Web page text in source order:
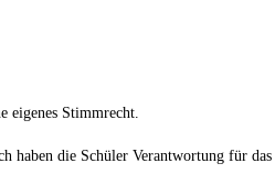
eigenes Stimmrecht.
haben die Schüler Verantwortung für